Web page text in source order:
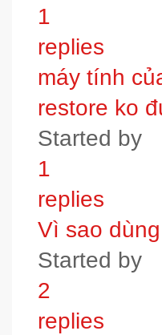
1
replies
máy tính
restore ko
Started by
1
replies
Vì sao
Started by
2
replies